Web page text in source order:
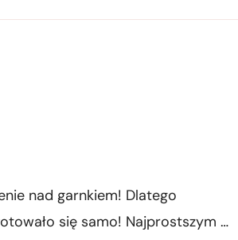
nad garnkiem! Dlatego
się samo! Najprostszym …